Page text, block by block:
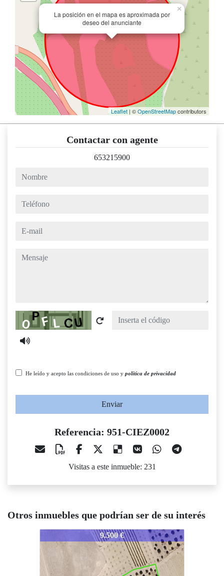
La posición en el mapa es aproximada por
deseo del anunciante
×
Leaflet | ©OpenStreetMapcontributors
Contactar con agente
653215900
nombre
teléfono
e-mail
mensaje
Captcha
He leído y acepto las condiciones de uso y política de privacidad
Enviar
Referencia: 951-CIEZ0002
Visitas a este inmueble: 231
Otros inmuebles que podrían ser de su interés
951-CIEZ00029.500 €